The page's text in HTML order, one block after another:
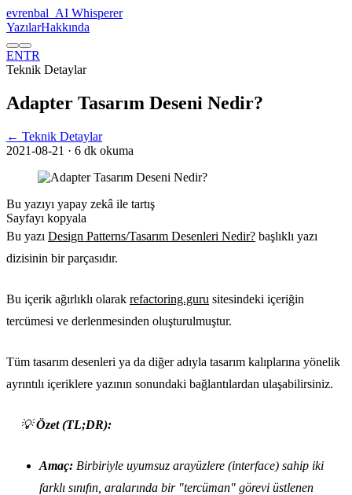
evrenbal AI Whisperer
YazılarHakkında
ENTR
Teknik Detaylar
Adapter Tasarım Deseni Nedir?
← Teknik Detaylar
2021-08-21 · 6 dk okuma
Bu yazıyı yapay zekâ ile tartış
Sayfayı kopyala
Bu yazı Design Patterns/Tasarım Desenleri Nedir? başlıklı yazı
dizisinin bir parçasıdır.
Bu içerik ağırlıklı olarak refactoring.guru sitesindeki içeriğin
tercümesi ve derlenmesinden oluşturulmuştur.
Tüm tasarım desenleri ya da diğer adıyla tasarım kalıplarına yönelik
ayrıntılı içeriklere yazının sonundaki bağlantılardan ulaşabilirsiniz.
💡Özet (TL;DR):
Amaç: Birbiriyle uyumsuz arayüzlere (interface) sahip iki
farklı sınıfın, aralarında bir "tercüman" görevi üstlenen